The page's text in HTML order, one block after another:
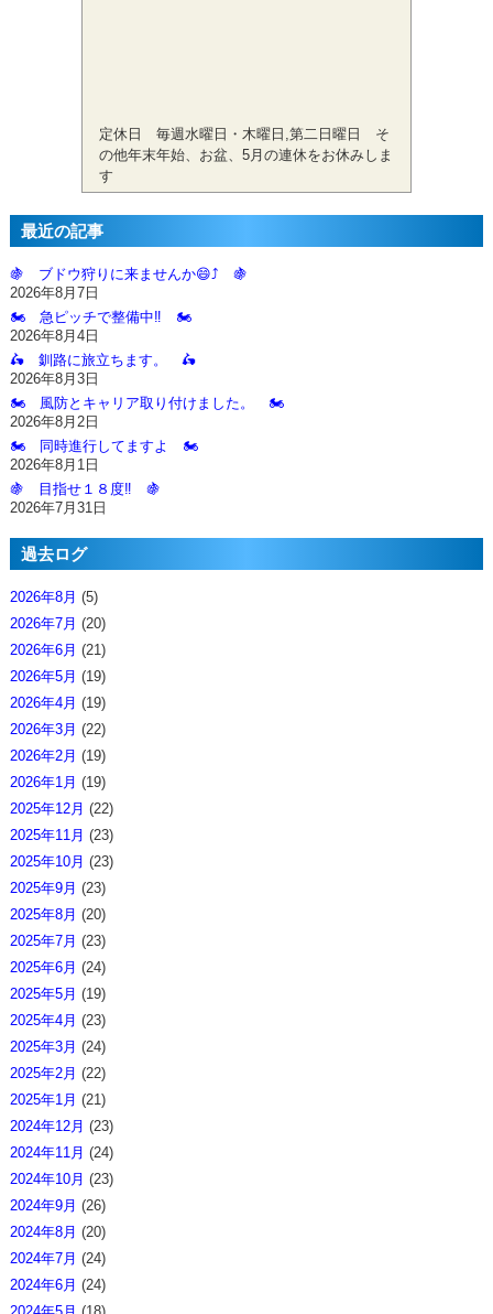
定休日 毎週水曜日・木曜日,第二日曜日 そ
の他年末年始、お盆、5月の連休をお休みしま
す
最近の記事
🍇 ブドウ狩りに来ませんか😄⤴️ 🍇
2026年8月7日
🏍️ 急ピッチで整備中‼️ 🏍️
2026年8月4日
🛵 釧路に旅立ちます。 🛵
2026年8月3日
🏍️ 風防とキャリア取り付けました。 🏍️
2026年8月2日
🏍️ 同時進行してますよ 🏍️
2026年8月1日
🍇 目指せ１８度‼️ 🍇
2026年7月31日
過去ログ
2026年8月 (5)
2026年7月 (20)
2026年6月 (21)
2026年5月 (19)
2026年4月 (19)
2026年3月 (22)
2026年2月 (19)
2026年1月 (19)
2025年12月 (22)
2025年11月 (23)
2025年10月 (23)
2025年9月 (23)
2025年8月 (20)
2025年7月 (23)
2025年6月 (24)
2025年5月 (19)
2025年4月 (23)
2025年3月 (24)
2025年2月 (22)
2025年1月 (21)
2024年12月 (23)
2024年11月 (24)
2024年10月 (23)
2024年9月 (26)
2024年8月 (20)
2024年7月 (24)
2024年6月 (24)